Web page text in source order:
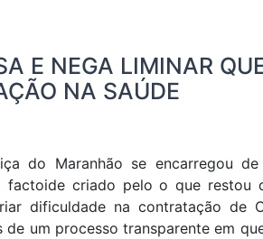
E NEGA LIMINAR
NA SAÚDE
do Maranhão se encarregou
factoide criado pelo o que restou
dificuldade na contratação de
de um processo transparente em